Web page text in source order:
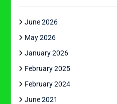
June 2026
May 2026
January 2026
February 2025
February 2024
June 2021